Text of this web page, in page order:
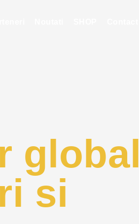
global
si